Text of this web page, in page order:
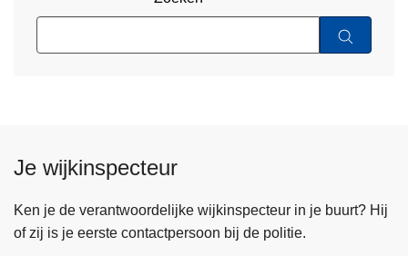
Je wijkinspecteur
Ken je de verantwoordelijke wijkinspecteur in je buurt? Hij
of zij is je eerste contactpersoon bij de politie.